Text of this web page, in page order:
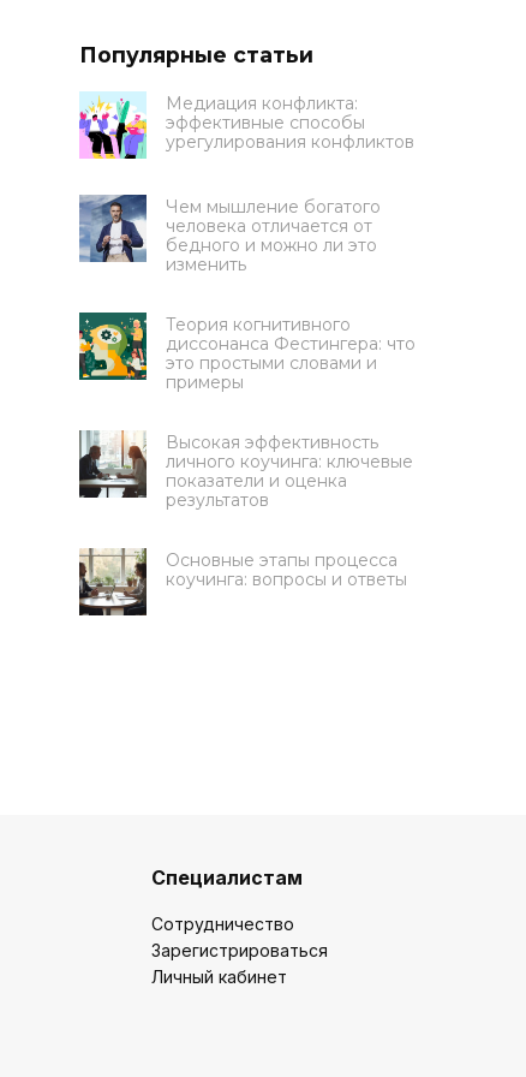
Популярные статьи
Медиация конфликта:
эффективные способы
урегулирования конфликтов
Чем мышление богатого
человека отличается от
бедного и можно ли это
изменить
Теория когнитивного
диссонанса Фестингера: что
это простыми словами и
примеры
Высокая эффективность
личного коучинга: ключевые
показатели и оценка
результатов
Основные этапы процесса
коучинга: вопросы и ответы
Специалистам
Сотрудничество
Зарегистрироваться
Личный кабинет
подать заявку на грант
Какую цель вы ставите на